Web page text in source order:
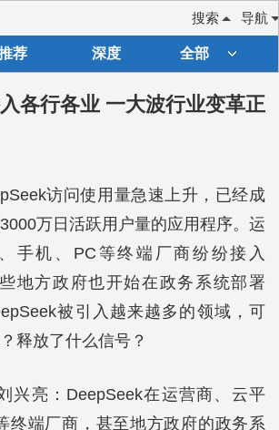
导航
搜索
荐 深度 全部
各行各业 一大波行业变革正
访问使用量急速上升，已经成
万日活跃用户量的应用程序。运
手机、PC等终端厂商纷纷接入
地方政府也开始在政务系统部署
被引入越来越多的领域，可
释放了什么信号？
兴亮：DeepSeek在运营商、云平
终端厂商，甚至地方政府的政务系